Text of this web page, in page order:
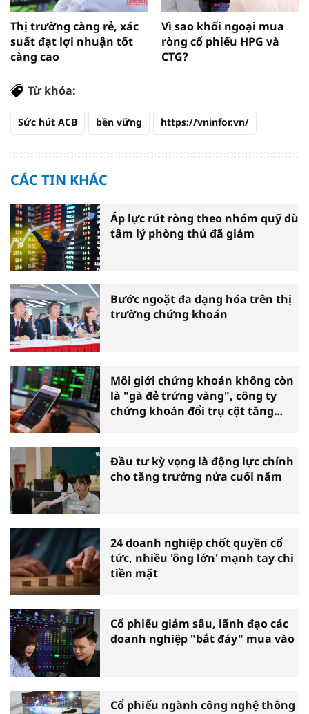
Thị trường càng rẻ, xác
suất đạt lợi nhuận tốt
càng cao
Vì sao khối ngoại mua
ròng cổ phiếu HPG và
CTG?
Từ khóa:
Sức hút ACB bền vững https://vninfor.vn/
CÁC TIN KHÁC
Áp lực rút ròng theo nhóm quỹ dù
tâm lý phòng thủ đã giảm
Bước ngoặt đa dạng hóa trên thị
trường chứng khoán
Môi giới chứng khoán không còn
là "gà đẻ trứng vàng", công ty
chứng khoán đổi trụ cột tăng
Đầu tư kỳ vọng là động lực chính
cho tăng trưởng nửa cuối năm
24 doanh nghiệp chốt quyền cổ
tức, nhiều 'ông lớn' mạnh tay chi
tiền mặt
Cổ phiếu giảm sâu, lãnh đạo các
doanh nghiệp "bắt đáy" mua vào
Cổ phiếu ngành công nghệ thông